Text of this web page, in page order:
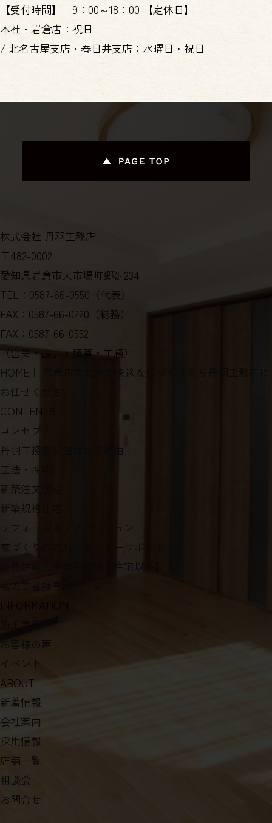
【受付時間】
9：00～18：00
【定休日】
本社・岩倉店：祝日
/ 北名古屋支店・春日井支店：水曜日・祝日
株式会社 丹羽工務店
〒482-0002
愛知県岩倉市大市場町郷廻234
TEL：0587-66-0550（代表）
FAX：0587-66-0220（総務）
FAX：0587-66-0552
（営業・設計・積算・工務）
HOME ｜ 岩倉市で丈夫で快適な家づくりなら丹羽工務店に
お任せください。
CONTENTS
コンセプト
丹羽工務店が選ばれる理由
工法・性能
新築注文住宅
新築規格住宅
リフォーム＆リノベーション
家づくりの流れ・アフターサポート
公共建築・事業用施設【住宅以外】
協力業者様専用ページ
お客様の声
イベント
ABOUT
新着情報
会社案内
採用情報
店舗一覧
相談会
お問合せ